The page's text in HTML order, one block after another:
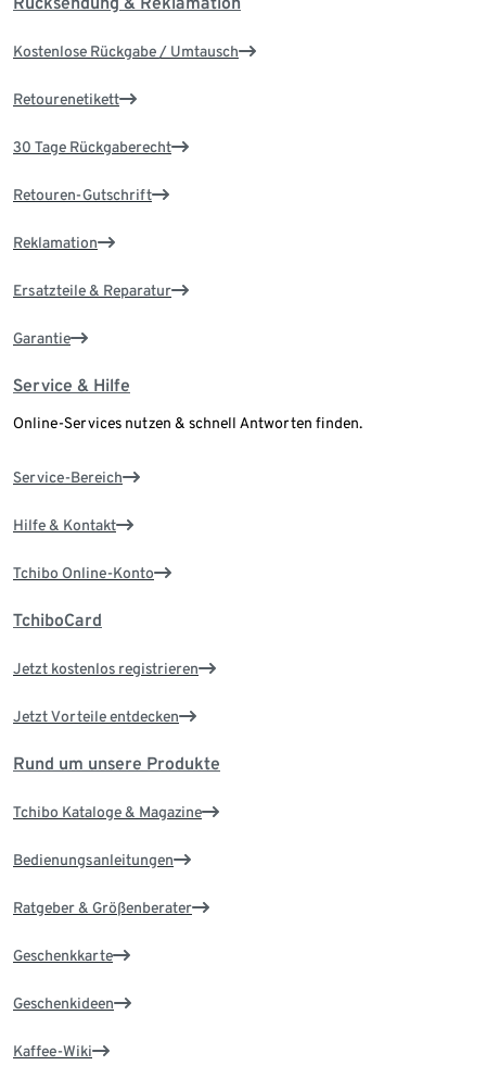
Kostenlose Rückgabe / Umtausch
Retourenetikett
30 Tage Rückgaberecht
Retouren-Gutschrift
Reklamation
Ersatzteile & Reparatur
Garantie
Service & Hilfe
Online-Services nutzen & schnell Antworten finden.
Service-Bereich
Hilfe & Kontakt
Tchibo Online-Konto
TchiboCard
Jetzt kostenlos registrieren
Jetzt Vorteile entdecken
Rund um unsere Produkte
Tchibo Kataloge & Magazine
Bedienungsanleitungen
Ratgeber & Größenberater
Geschenkkarte
Geschenkideen
Kaffee-Wiki